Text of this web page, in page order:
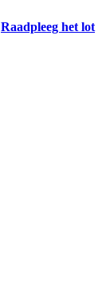
Raadpleeg het lot